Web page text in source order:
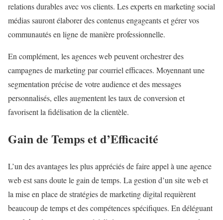
relations durables avec vos clients. Les experts en marketing social
médias sauront élaborer des contenus engageants et gérer vos
communautés en ligne de manière professionnelle.
En complément, les agences web peuvent orchestrer des
campagnes de marketing par courriel efficaces. Moyennant une
segmentation précise de votre audience et des messages
personnalisés, elles augmentent les taux de conversion et
favorisent la fidélisation de la clientèle.
Gain de Temps et d’Efficacité
L’un des avantages les plus appréciés de faire appel à une agence
web est sans doute le gain de temps. La gestion d’un site web et
la mise en place de stratégies de marketing digital requièrent
beaucoup de temps et des compétences spécifiques. En déléguant